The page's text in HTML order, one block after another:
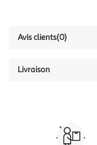
Avis clients(0)
Livraison